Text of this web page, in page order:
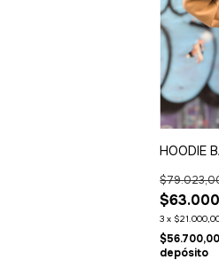
HOODIE
3 x
$56.700,00
depósito